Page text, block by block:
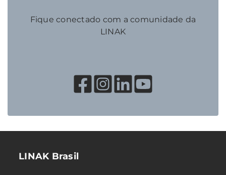
Fique conectado com a comunidade da
LINAK
LINAK Brasil